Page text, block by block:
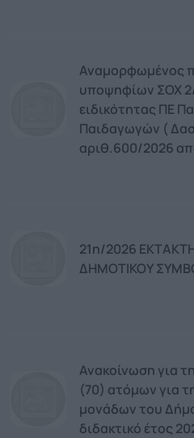
Αναμορφωμένος
υποψηφίων ΣΟΧ
ειδικότητας ΠΕ
Παιδαγωγών (
αριθ.600/2026
21η/2026
ΔΗΜΟΤΙΚΟΥ
Ανακοίνωση για
(70) ατόμων για
μονάδων του
διδακτικό έτος